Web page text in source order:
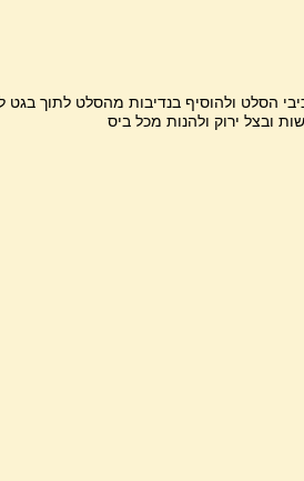
הסלט ולהוסיף בנדיבות מהסלט לתוך בגט
ובצל ירוק ולהנות מכל ביס